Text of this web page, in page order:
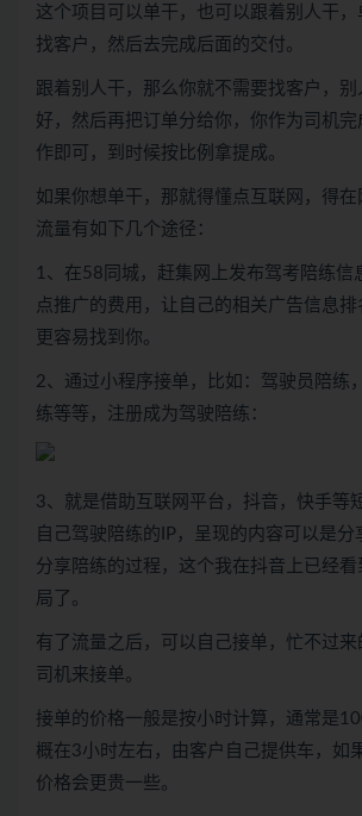
这个项目可以单干，也可以跟着别人干
找客户，然后去完成后面的交付。
跟着别人干，那么你就不需要找客户，
好，然后再把订单分给你，你作为司机完
作即可，到时候按比例拿提成。
如果你想单干，那就得懂点互联网，得
流量有如下几个途径：
1、在58同城，赶集网上发布驾考陪练信
点推广的费用，让自己的相关广告信息排
更容易找到你。
2、通过小程序接单，比如：驾驶员陪练
练等等，注册成为驾驶陪练：
3、就是借助互联网平台，抖音，快手等
自己驾驶陪练的IP，呈现的内容可以是分
分享陪练的过程，这个我在抖音上已经
局了。
有了流量之后，可以自己接单，忙不过
司机来接单。
接单的价格一般是按小时计算，通常是
概在3小时左右，由客户自己提供车，如
价格会更贵一些。